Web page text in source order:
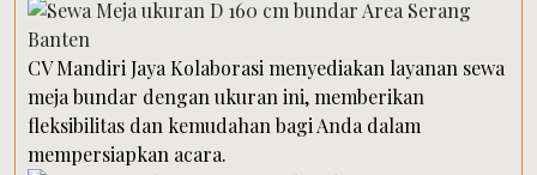
CV Mandiri Jaya Kolaborasi menyediakan layanan sewa
meja bundar dengan ukuran ini, memberikan
fleksibilitas dan kemudahan bagi Anda dalam
mempersiapkan acara.